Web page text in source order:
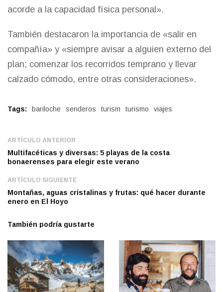
acorde a la capacidad física personal».
También destacaron la importancia de «salir en
compañía» y «siempre avisar a alguien externo del
plan; comenzar los recorridos temprano y llevar
calzado cómodo, entre otras consideraciones».
Tags: bariloche senderos turism turismo viajes
ARTÍCULO ANTERIOR
Multifacéticas y diversas: 5 playas de la costa
bonaerenses para elegir este verano
ARTÍCULO SIGUIENTE
Montañas, aguas cristalinas y frutas: qué hacer durante
enero en El Hoyo
También podría gustarte